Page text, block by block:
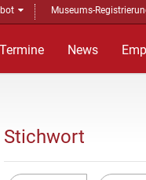
Museums-
Termine News
Stichwort